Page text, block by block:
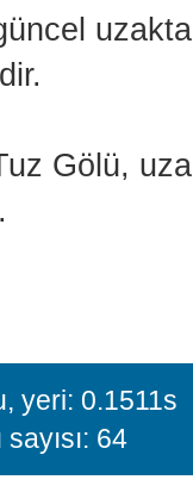
Gölü,
yeri: 0.1511s
64